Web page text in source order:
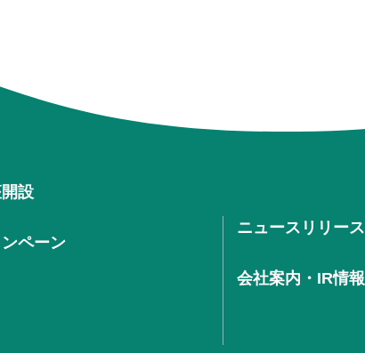
設
ペーン
ニュースリリース
会社案内・IR情報